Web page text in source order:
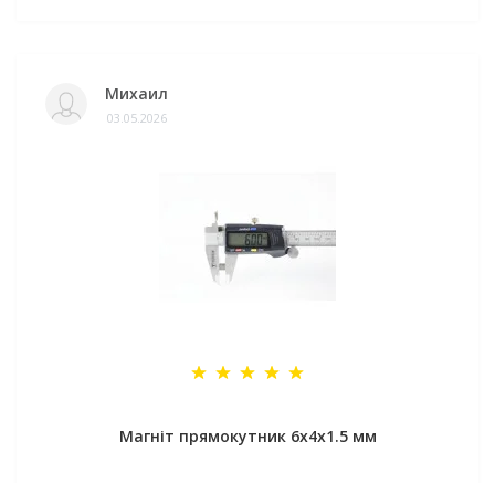
Михаил
03.05.2026
Магніт прямокутник 6х4х1.5 мм